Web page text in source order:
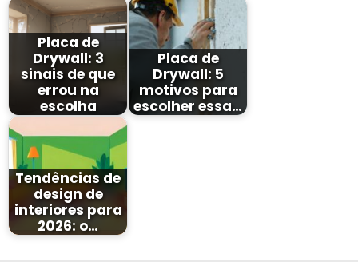
Placa de
Drywall: 3
sinais de que
errou na
escolha
Placa de
Drywall: 5
motivos para
escolher essa…
Tendências de
design de
interiores para
2026: o…